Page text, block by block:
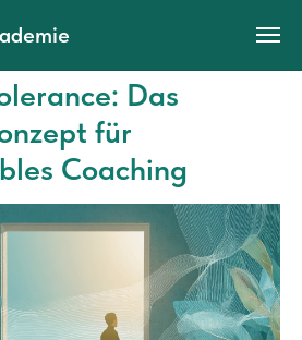
Das
für
Coaching